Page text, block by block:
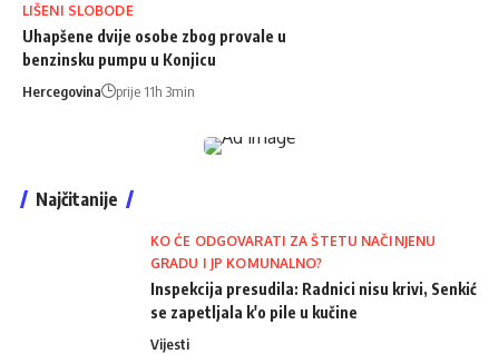
LIŠENI SLOBODE
Uhapšene dvije osobe zbog provale u
benzinsku pumpu u Konjicu
Hercegovina prije 11h 3min
Najčitanije
KO ĆE ODGOVARATI ZA ŠTETU NAČINJENU
GRADU I JP KOMUNALNO?
Inspekcija presudila: Radnici nisu krivi, Senkić
se zapetljala k'o pile u kučine
Vijesti